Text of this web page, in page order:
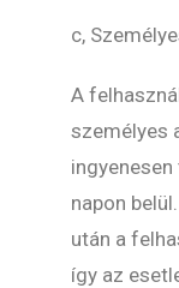
c,
A
személyes
napon
után a
így az